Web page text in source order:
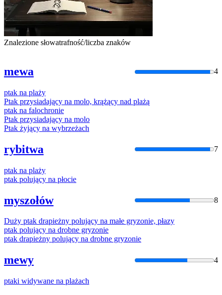
Znalezione słowatrafność/liczba znaków
mewa 4
ptak na plaży
Ptak przysiadający na molo, krążący nad plażą
ptak na falochronie
Ptak przysiadający na molo
Ptak żyjący na wybrzeżach
rybitwa 7
ptak na plaży
ptak polujący na płocie
myszołów 8
Duży ptak drapieżny polujący na małe gryzonie, płazy
ptak polujący na drobne gryzonie
ptak drapieżny polujący na drobne gryzonie
mewy 4
ptaki widywane na plażach